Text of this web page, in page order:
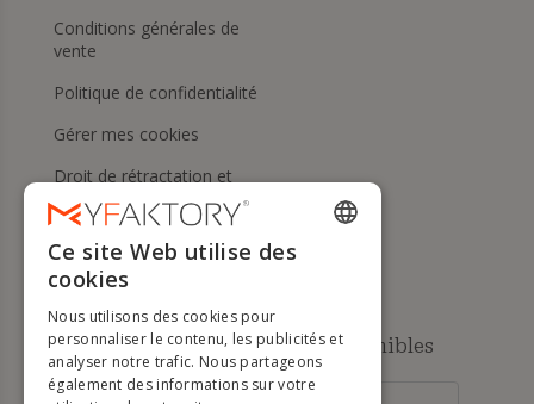
Conditions générales de
vente
Politique de confidentialité
Gérer mes cookies
Droit de rétractation et
retours
Aide
Méthodes de paiement disponibles
ENGLISH
DUTCH
GERMAN
Ce site Web utilise des
cookies
Nous utilisons des cookies pour
personnaliser le contenu, les publicités et
analyser notre trafic. Nous partageons
également des informations sur votre